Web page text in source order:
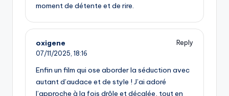
moment de détente et de rire.
oxigene
Reply
07/11/2025, 18:16
Enfin un film qui ose aborder la séduction avec
autant d’audace et de style ! J’ai adoré
l’approche à la fois drôle et décalée, tout en